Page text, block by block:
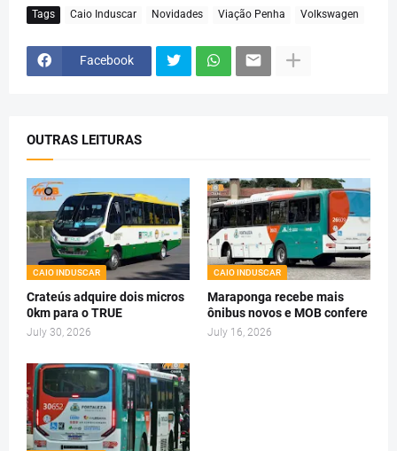
Tags Caio Induscar Novidades Viação Penha Volkswagen
Facebook
OUTRAS LEITURAS
CAIO INDUSCAR
Crateús adquire dois micros
0km para o TRUE
July 30, 2026
CAIO INDUSCAR
Maraponga recebe mais
ônibus novos e MOB confere
July 16, 2026